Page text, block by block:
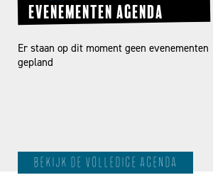
EVENEMENTEN AGENDA
Er staan op dit moment geen evenementen
gepland
bekijk de volledige agenda